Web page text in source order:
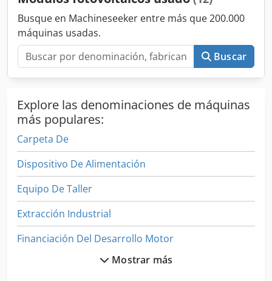
Busque en Machineseeker entre más que 200.000
máquinas usadas.
Buscar
Explore las denominaciones de máquinas
más populares:
Carpeta De
Dispositivo De Alimentación
Equipo De Taller
Extracción Industrial
Financiación Del Desarrollo Motor
Gabinete Industrial Mostrar más